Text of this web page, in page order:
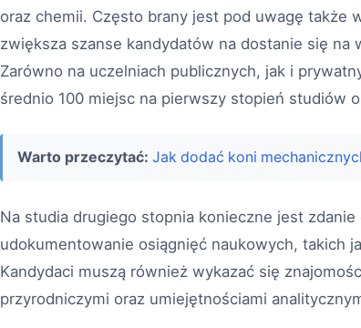
oraz chemii. Często brany jest pod uwagę także
zwiększa szanse kandydatów na dostanie się na
Zarówno na uczelniach publicznych, jak i
średnio 100 miejsc na pierwszy stopień studiów
Warto przeczytać: Jak dodać koni
Na studia drugiego stopnia konieczne jest
udokumentowanie osiągnięć naukowych, takich
Kandydaci muszą również wykazać się
przyrodniczymi oraz umiejętnościami